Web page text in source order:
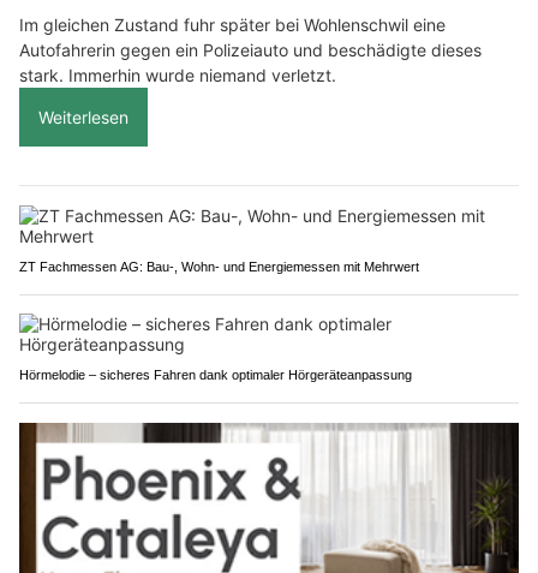
Im gleichen Zustand fuhr später bei Wohlenschwil eine
Autofahrerin gegen ein Polizeiauto und beschädigte dieses
stark. Immerhin wurde niemand verletzt.
Weiterlesen
ZT Fachmessen AG: Bau-, Wohn- und Energiemessen mit Mehrwert
Hörmelodie – sicheres Fahren dank optimaler Hörgeräteanpassung